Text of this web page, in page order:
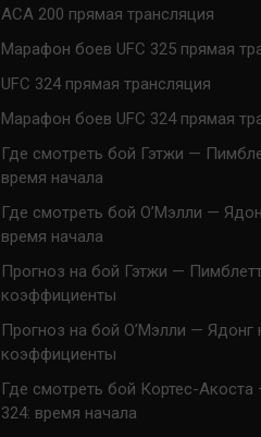
ACA 200 прямая трансляция
Марафон боев UFC 325 прямая
UFC 324 прямая трансляция
Марафон боев UFC 324 прямая
Где смотреть бой Гэтжи —
время начала
Где смотреть бой О’Мэлли —
время начала
Прогноз на бой Гэтжи —
коэффициенты
Прогноз на бой О’Мэлли — Ядонг
коэффициенты
Где смотреть бой Кортес-
324: время начала